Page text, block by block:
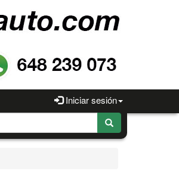
Iniciar sesión